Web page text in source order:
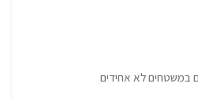
במשטחים לא אחידים